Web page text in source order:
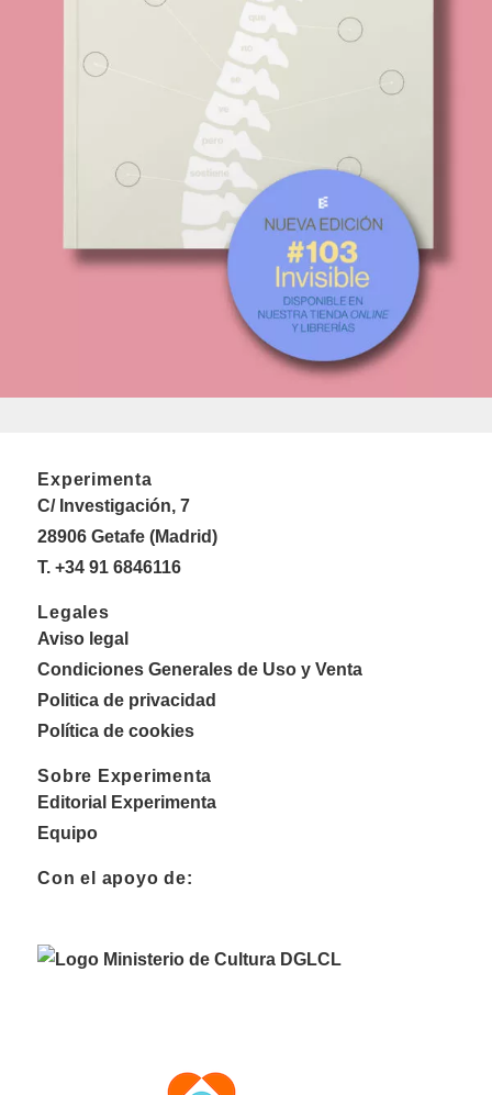
Experimenta
C/ Investigación, 7
28906 Getafe (Madrid)
T. +34 91 6846116
Legales
Aviso legal
Condiciones Generales de Uso y Venta
Politica de privacidad
Política de cookies
Sobre Experimenta
Editorial Experimenta
Equipo
Con el apoyo de: